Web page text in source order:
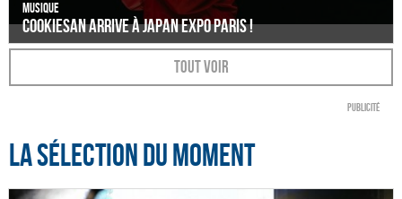
Musique
Cookiesan arrive à Japan Expo Paris !
Tout voir
Publicité
La sélection du moment